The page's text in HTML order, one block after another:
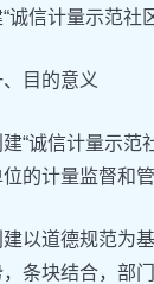
诚信计量示范社
目的意义
建“诚信计量示范
的计量监督和
建以道德规范为
条块结合，部